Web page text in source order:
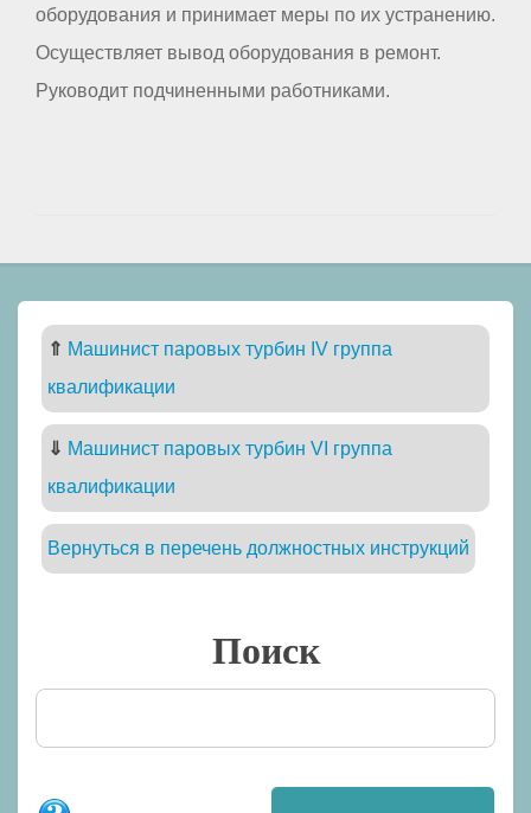
оборудования и принимает меры по их устранению.
Осуществляет вывод оборудования в ремонт.
Руководит подчиненными работниками.
⇑ Машинист паровых турбин IV группа
квалификации
⇓ Машинист паровых турбин VI группа
квалификации
Вернуться в перечень должностных инструкций
Поиск